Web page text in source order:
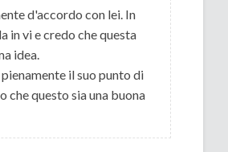
d'accordo con lei. In
in vi e credo che questa
idea.
il suo punto di
che questo sia una buona